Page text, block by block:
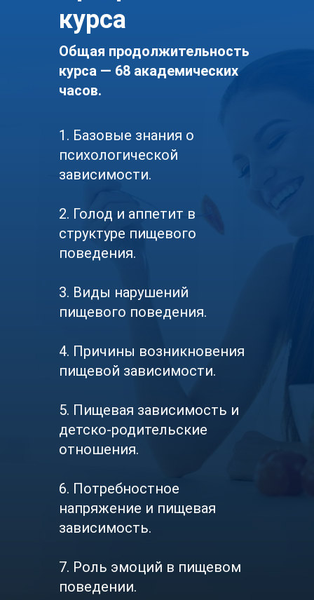
курса
1. Базовые знания о
психологической
зависимости.
2. Голод и аппетит в
структуре пищевого
поведения.
3. Виды нарушений
пищевого поведения.
4. Причины возникновения
пищевой зависимости.
5. Пищевая зависимость и
детско-родительские
отношения.
6. Потребностное
напряжение и пищевая
зависимость.
7. Роль эмоций в пищевом
поведении.
Общая продолжительность
курса — 68 академических
часов.